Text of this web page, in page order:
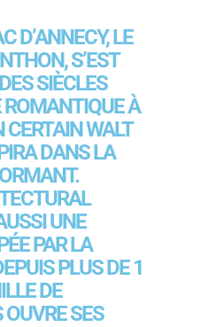
D’ANNECY, LE
S’EST
SIÈCLES
ROMANTIQUE À
CERTAIN WALT
DANS LA
UNE
PAR LA
PLUS DE 1
DE
SES